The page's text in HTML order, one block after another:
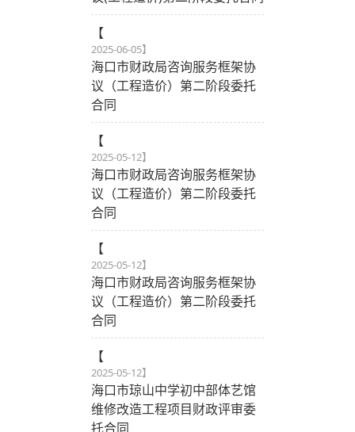
【
2025-06-05】
海口市财政局咨询服务框架协
议（工程造价）第二阶段委托
合同
【
2025-05-12】
海口市财政局咨询服务框架协
议（工程造价）第二阶段委托
合同
【
2025-05-12】
海口市财政局咨询服务框架协
议（工程造价）第二阶段委托
合同
【
2025-05-12】
海口市琼山中学初中部体艺馆
维修改造工程项目财政评审委
托合同